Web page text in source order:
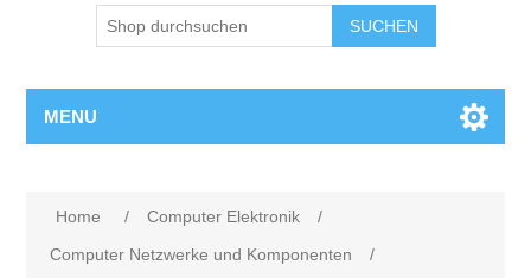
SUCHEN
MENU
Home / Computer Elektronik
/
Computer Netzwerke und Komponenten
/